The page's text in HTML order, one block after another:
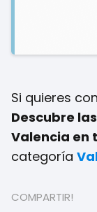
Si quieres
Descubre
Valencia en
categoría
COMPARTIR!